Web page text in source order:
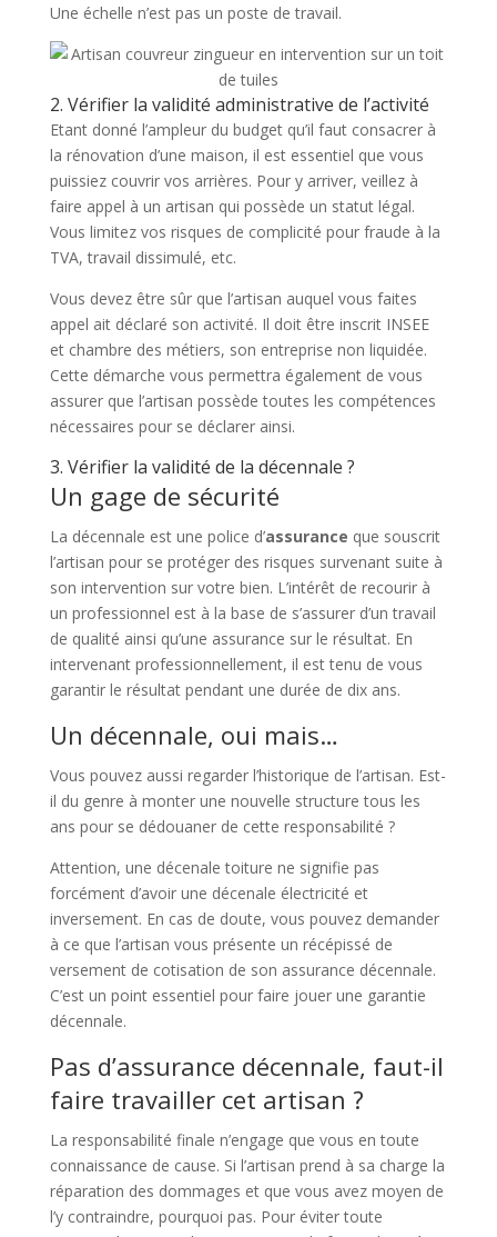
Une échelle n’est pas un poste de travail.
2. Vérifier la validité administrative de l’activité
Etant donné l’ampleur du budget qu’il faut consacrer à
la rénovation d’une maison, il est essentiel que vous
puissiez couvrir vos arrières. Pour y arriver, veillez à
faire appel à un artisan qui possède un statut légal.
Vous limitez vos risques de complicité pour fraude à la
TVA, travail dissimulé, etc.
Vous devez être sûr que l’artisan auquel vous faites
appel ait déclaré son activité. Il doit être inscrit INSEE
et chambre des métiers, son entreprise non liquidée.
Cette démarche vous permettra également de vous
assurer que l’artisan possède toutes les compétences
nécessaires pour se déclarer ainsi.
3. Vérifier la validité de la décennale ?
Un gage de sécurité
La décennale est une police d’assurance que souscrit
l’artisan pour se protéger des risques survenant suite à
son intervention sur votre bien. L’intérêt de recourir à
un professionnel est à la base de s’assurer d’un travail
de qualité ainsi qu’une assurance sur le résultat. En
intervenant professionnellement, il est tenu de vous
garantir le résultat pendant une durée de dix ans.
Un décennale, oui mais…
Vous pouvez aussi regarder l’historique de l’artisan. Est-
il du genre à monter une nouvelle structure tous les
ans pour se dédouaner de cette responsabilité ?
Attention, une décenale toiture ne signifie pas
forcément d’avoir une décenale électricité et
inversement. En cas de doute, vous pouvez demander
à ce que l’artisan vous présente un récépissé de
versement de cotisation de son assurance décennale.
C’est un point essentiel pour faire jouer une garantie
décennale.
Pas d’assurance décennale, faut-il
faire travailler cet artisan ?
La responsabilité finale n’engage que vous en toute
connaissance de cause. Si l’artisan prend à sa charge la
réparation des dommages et que vous avez moyen de
l’y contraindre, pourquoi pas. Pour éviter toute